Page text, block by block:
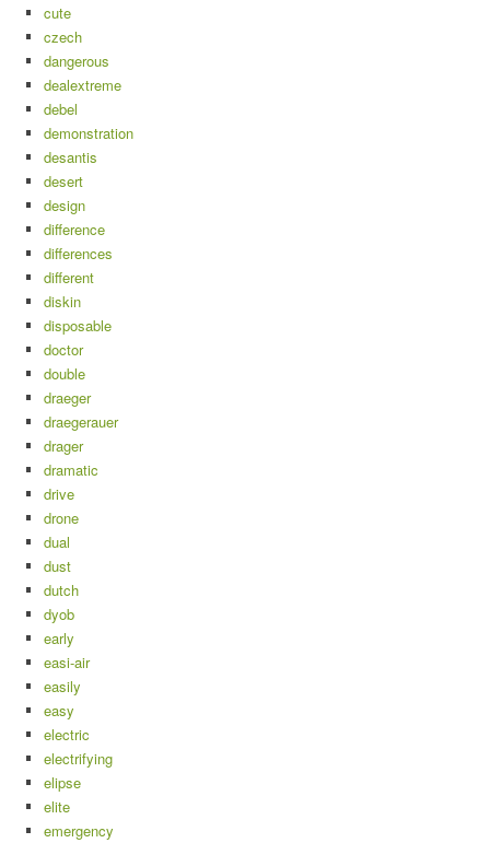
cute
czech
dangerous
dealextreme
debel
demonstration
desantis
desert
design
difference
differences
different
diskin
disposable
doctor
double
draeger
draegerauer
drager
dramatic
drive
drone
dual
dust
dutch
dyob
early
easi-air
easily
easy
electric
electrifying
elipse
elite
emergency